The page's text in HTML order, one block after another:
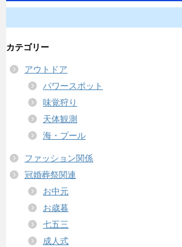
カテゴリー
アウトドア
パワースポット
味覚狩り
天体観測
海・プール
ファッション関係
冠婚葬祭関連
お中元
お歳暮
七五三
成人式